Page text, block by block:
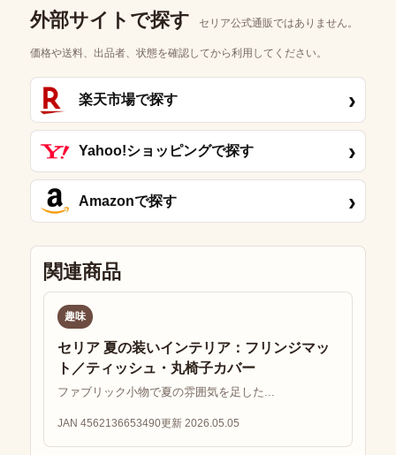
外部サイトで探す セリア公式通販ではありません。
価格や送料、出品者、状態を確認してから利用してください。
楽天市場で探す ›
Yahoo!ショッピングで探す ›
Amazonで探す ›
関連商品
趣味
セリア 夏の装いインテリア：フリンジマッ
ト／ティッシュ・丸椅子カバー
ファブリック小物で夏の雰囲気を足した...
JAN 4562136653490更新 2026.05.05